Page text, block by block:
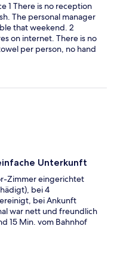
1 There is no reception
The personal manager
that weekend. 2
on internet. There is no
per person, no hand
there is no place to
no recepción, no
got was dirty, speacially
We got a second
moved our things
that was also dirty
we came back at 9pm
and for the price, we
room!!! 5 We decided
not accept that
PERMISSION. 6
for the 5 nights. 7
big disturbance and
had never experienced
Unterkunft
Zimmer eingerichtet
bei 4
bei Ankunft
war nett und freundlich
15 Min. vom Bahnhof
1,5 km entfernt, alles